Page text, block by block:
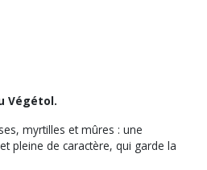
Végétol.
myrtilles et mûres : une
pleine de caractère, qui garde la